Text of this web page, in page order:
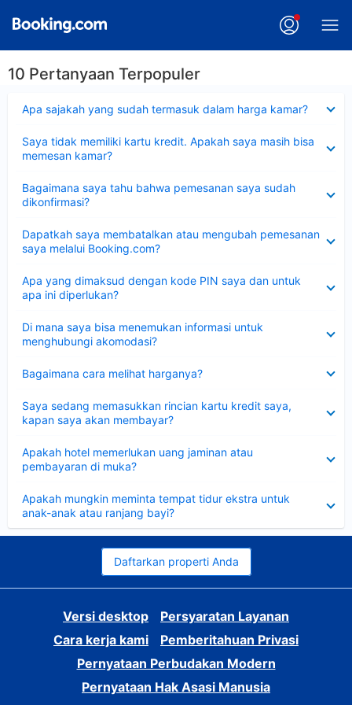
10 Pertanyaan Terpopuler
Apa sajakah yang sudah termasuk dalam harga kamar?
Saya tidak memiliki kartu kredit. Apakah saya masih bisa
memesan kamar?
Bagaimana saya tahu bahwa pemesanan saya sudah
dikonfirmasi?
Dapatkah saya membatalkan atau mengubah pemesanan
saya melalui Booking.com?
Apa yang dimaksud dengan kode PIN saya dan untuk
apa ini diperlukan?
Di mana saya bisa menemukan informasi untuk
menghubungi akomodasi?
Bagaimana cara melihat harganya?
Saya sedang memasukkan rincian kartu kredit saya,
kapan saya akan membayar?
Apakah hotel memerlukan uang jaminan atau
pembayaran di muka?
Apakah mungkin meminta tempat tidur ekstra untuk
anak-anak atau ranjang bayi?
Daftarkan properti Anda
Versi desktop
Persyaratan Layanan
Cara kerja kami
Pemberitahuan Privasi
Pernyataan Perbudakan Modern
Pernyataan Hak Asasi Manusia